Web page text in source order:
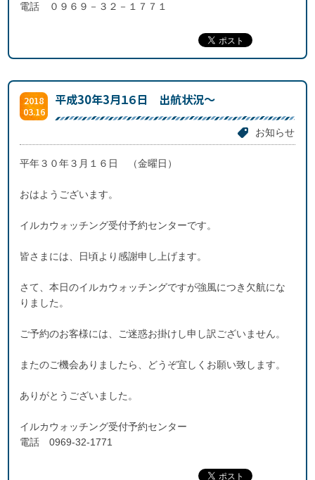
電話 ０９６９－３２－１７７１
2018
03.16
平成30年3月１６日 出航状況～
お知らせ
平年３０年３月１６日 （金曜日）
おはようございます。
イルカウォッチング受付予約センターです。
皆さまには、日頃より感謝申し上げます。
さて、本日のイルカウォッチングですが強風につき欠航にな
りました。
ご予約のお客様には、ご迷惑お掛けし申し訳ございません。
またのご機会ありましたら、どうぞ宜しくお願い致します。
ありがとうございました。
イルカウォッチング受付予約センター
電話 0969-32-1771